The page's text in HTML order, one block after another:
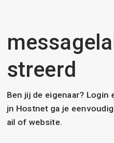
streerd
Ben jij de eigenaar?
jn Hostnet ga je
ail of website.